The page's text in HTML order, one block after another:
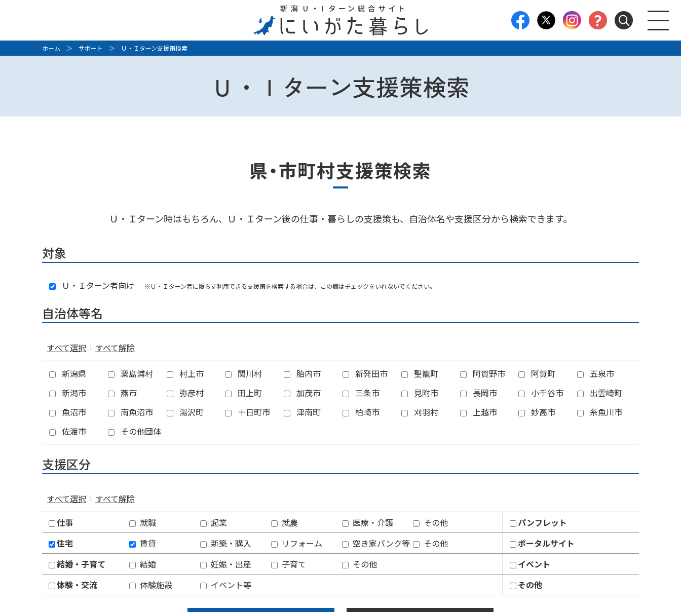
ホーム ＞ サポート ＞ Ｕ・Ｉターン支援策検索
Ｕ・Ｉターン支援策検索
県・市町村支援策検索
Ｕ・Ｉターン時はもちろん、Ｕ・Ｉターン後の仕事・暮らしの支援策も、自治体名や支援区分から検索できます。
対象
Ｕ・Ｉターン者向け ※Ｕ・Ｉターン者に限らず利用できる支援策を検索する場合は、この欄はチェックをいれないでください。
自治体等名
すべて選択 すべて解除
新潟県 粟島浦村 村上市 関川村 胎内市 新発田市 聖籠町 阿賀野市 阿賀町
五泉市
新潟市
燕市 弥彦村 田上町 加茂市 三条市 見附市 長岡市 小千谷市
出雲崎町
魚沼市
南魚沼市 湯沢町 十日町市 津南町 柏崎市 刈羽村 上越市 妙高市
糸魚川市
佐渡市
その他団体
支援区分
すべて選択
すべて解除
仕事
就職 起業 就農 医療・介護 その他
パンフレット
住宅
賃貸 新築・購入 リフォーム 空き家バンク等 その他
ポータルサイト
結婚・子育て
結婚 妊娠・出産 子育て その他
イベント
体験・交流
体験施設 イベント等 その他